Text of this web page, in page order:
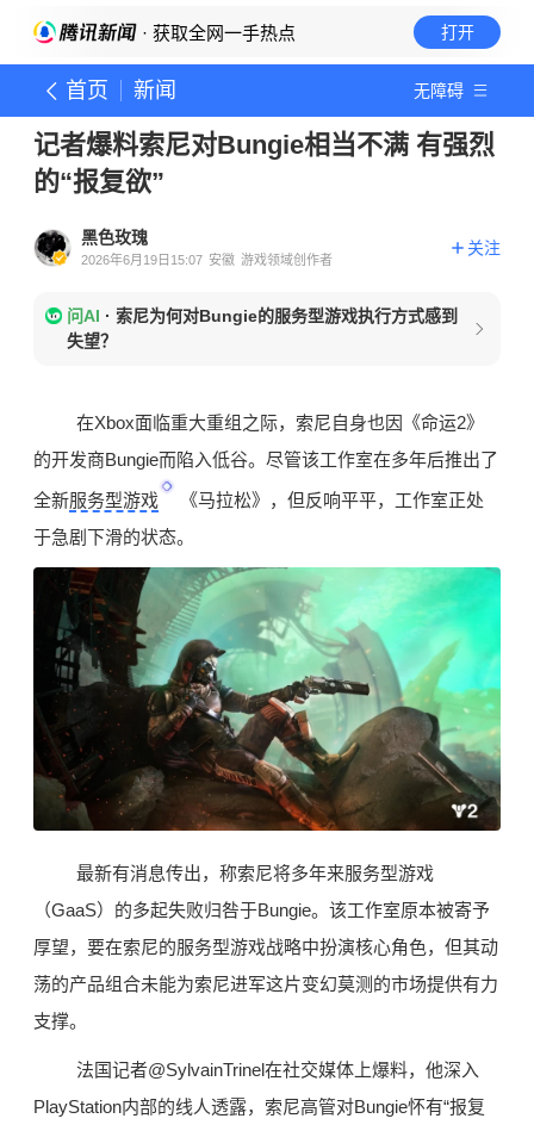
· 获取全网一手热点 打开
首页 新闻 无障碍
记者爆料索尼对Bungie相当不满 有强烈
的“报复欲”
黑色玫瑰
2026年6月19日15:07 安徽 游戏领域创作者
关注
问AI · 索尼为何对Bungie的服务型游戏执行方式感到
失望？
在Xbox面临重大重组之际，索尼自身也因《命运2》
的开发商Bungie而陷入低谷。尽管该工作室在多年后推出了
全新服务型游戏
《马拉松》，但反响平平，工作室正处
于急剧下滑的状态。
最新有消息传出，称索尼将多年来服务型游戏
（GaaS）的多起失败归咎于Bungie。该工作室原本被寄予
厚望，要在索尼的服务型游戏战略中扮演核心角色，但其动
荡的产品组合未能为索尼进军这片变幻莫测的市场提供有力
支撑。
法国记者@SylvainTrinel在社交媒体上爆料，他深入
PlayStation内部的线人透露，索尼高管对Bungie怀有“报复